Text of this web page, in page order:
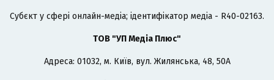
Cубєкт у сфері онлайн-медіа; ідентифікатор медіа - R40-02163.
ТОВ "УП Медіа Плюс"
Адреса: 01032, м. Київ, вул. Жилянська, 48, 50А